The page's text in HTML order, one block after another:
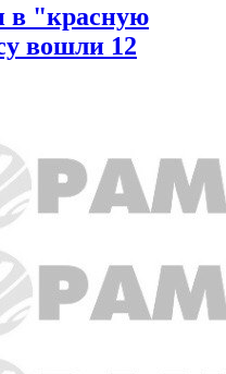
в "красную
вошли 12